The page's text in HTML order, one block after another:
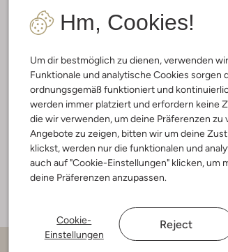
Hm, Cookies!
Um dir bestmöglich zu dienen, verwenden
Funktionale und analytische Cookies sorgen
ordnungsgemäß funktioniert und
werden immer platziert und erfordern keine
die wir verwenden, um deine Präferenzen
Angebote zu zeigen, bitten wir um deine
klickst, werden nur die funktionalen und
auch auf "Cookie-Einstellungen" klicken, um
deine Präferenzen anzupassen.
Cookie-
Einstellungen
Reject
Gianni Chiarini
Handtaschen
€ 174,99
€ 104,99
+ mehr farben